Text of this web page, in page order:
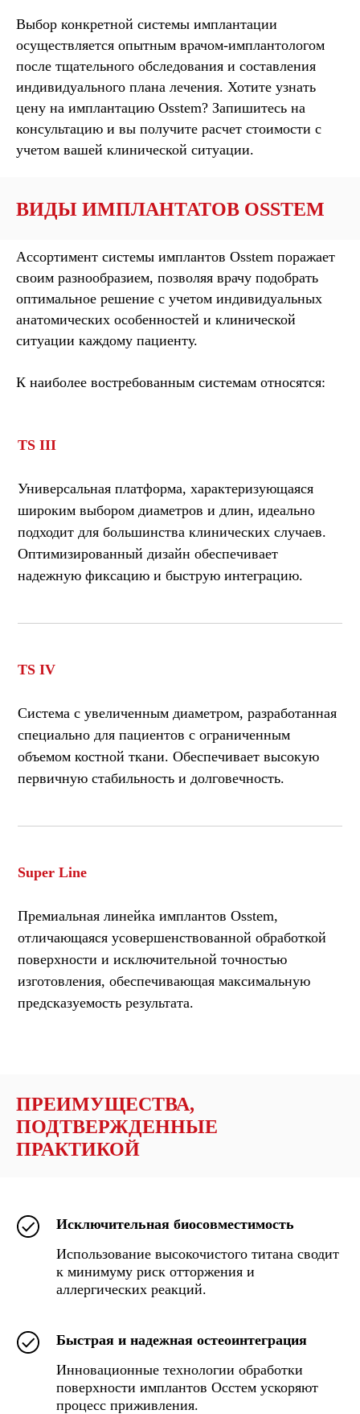
Выбор конкретной системы имплантации
осуществляется опытным врачом-имплантологом
после тщательного обследования и составления
индивидуального плана лечения. Хотите узнать
цену на имплантацию Osstem? Запишитесь на
консультацию и вы получите расчет стоимости с
учетом вашей клинической ситуации.
ВИДЫ ИМПЛАНТАТОВ OSSTEM
Ассортимент системы имплантов Osstem поражает
своим разнообразием, позволяя врачу подобрать
оптимальное решение с учетом индивидуальных
анатомических особенностей и клинической
ситуации каждому пациенту.
К наиболее востребованным системам относятся:
TS III
Универсальная платформа, характеризующаяся
широким выбором диаметров и длин, идеально
подходит для большинства клинических случаев.
Оптимизированный дизайн обеспечивает
надежную фиксацию и быструю интеграцию.
TS IV
Система с увеличенным диаметром, разработанная
специально для пациентов с ограниченным
объемом костной ткани. Обеспечивает высокую
первичную стабильность и долговечность.
Super Line
Премиальная линейка имплантов Osstem,
отличающаяся усовершенствованной обработкой
поверхности и исключительной точностью
изготовления, обеспечивающая максимальную
предсказуемость результата.
ПРЕИМУЩЕСТВА,
ПОДТВЕРЖДЕННЫЕ
ПРАКТИКОЙ
Исключительная биосовместимость
Использование высокочистого титана сводит
к минимуму риск отторжения и
аллергических реакций.
Быстрая и надежная остеоинтеграция
Инновационные технологии обработки
поверхности имплантов Осстем ускоряют
процесс приживления.